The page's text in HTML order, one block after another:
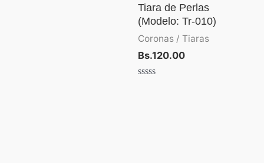
Tiara de Perlas
(Modelo: Tr-010)
Coronas / Tiaras
Bs.120.00